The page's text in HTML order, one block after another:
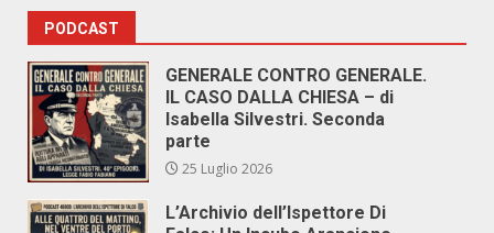
PODCAST
GENERALE CONTRO GENERALE.
IL CASO DALLA CHIESA – di
Isabella Silvestri. Seconda
parte
25 Luglio 2026
L’Archivio dell’Ispettore Di